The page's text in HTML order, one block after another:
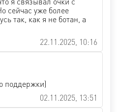
сейчас уже более
так, как я не ботан, а
22.11.2025, 10:16
поддержки)
02.11.2025, 13:51